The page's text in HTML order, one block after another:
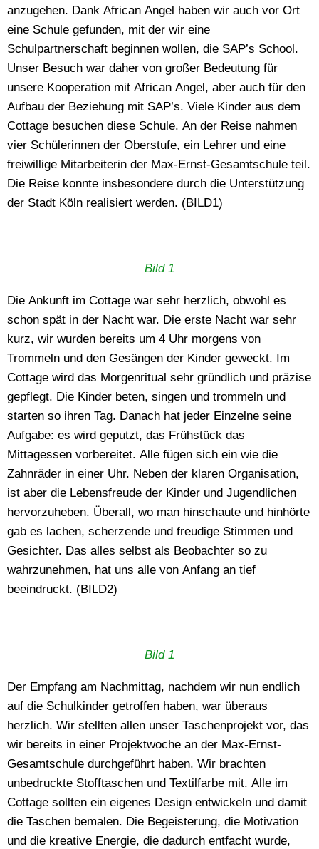
anzugehen. Dank African Angel haben wir auch vor Ort
eine Schule gefunden, mit der wir eine
Schulpartnerschaft beginnen wollen, die SAP’s School.
Unser Besuch war daher von großer Bedeutung für
unsere Kooperation mit African Angel, aber auch für den
Aufbau der Beziehung mit SAP’s. Viele Kinder aus dem
Cottage besuchen diese Schule. An der Reise nahmen
vier Schülerinnen der Oberstufe, ein Lehrer und eine
freiwillige Mitarbeiterin der Max-Ernst-Gesamtschule teil.
Die Reise konnte insbesondere durch die Unterstützung
der Stadt Köln realisiert werden. (BILD1)
Bild 1
Die Ankunft im Cottage war sehr herzlich, obwohl es
schon spät in der Nacht war. Die erste Nacht war sehr
kurz, wir wurden bereits um 4 Uhr morgens von
Trommeln und den Gesängen der Kinder geweckt. Im
Cottage wird das Morgenritual sehr gründlich und präzise
gepflegt. Die Kinder beten, singen und trommeln und
starten so ihren Tag. Danach hat jeder Einzelne seine
Aufgabe: es wird geputzt, das Frühstück das
Mittagessen vorbereitet. Alle fügen sich ein wie die
Zahnräder in einer Uhr. Neben der klaren Organisation,
ist aber die Lebensfreude der Kinder und Jugendlichen
hervorzuheben. Überall, wo man hinschaute und hinhörte
gab es lachen, scherzende und freudige Stimmen und
Gesichter. Das alles selbst als Beobachter so zu
wahrzunehmen, hat uns alle von Anfang an tief
beeindruckt. (BILD2)
Bild 1
Der Empfang am Nachmittag, nachdem wir nun endlich
auf die Schulkinder getroffen haben, war überaus
herzlich. Wir stellten allen unser Taschenprojekt vor, das
wir bereits in einer Projektwoche an der Max-Ernst-
Gesamtschule durchgeführt haben. Wir brachten
unbedruckte Stofftaschen und Textilfarbe mit. Alle im
Cottage sollten ein eigenes Design entwickeln und damit
die Taschen bemalen. Die Begeisterung, die Motivation
und die kreative Energie, die dadurch entfacht wurde,